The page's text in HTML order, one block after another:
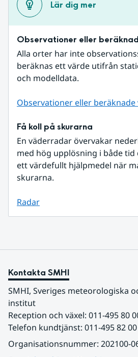
Lär dig mer
Observationer eller
Alla orter har inte
beräknas ett värde utifrån
och modelldata.
Observationer eller beräknade
Få koll på skurarna
En väderradar övervakar
med hög upplösning i både tid
ett värdefullt hjälpmedel när
skurarna.
Radar
Kontakta SMHI
SMHI, Sveriges meteorologiska
institut
Reception och växel: 011-495 80
Telefon kundtjänst: 011-495 82 00
Organisationsnummer: 202100-